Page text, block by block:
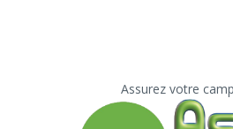
Assurez votre